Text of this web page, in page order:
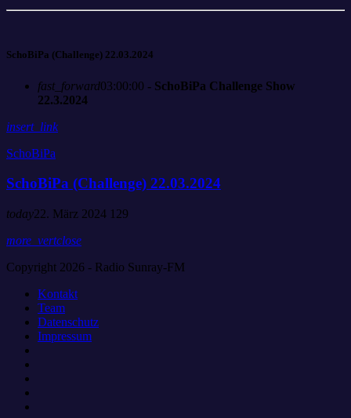
SchoBiPa (Challenge) 22.03.2024
fast_forward03:00:00 - SchoBiPa Challenge Show
22.3.2024
insert_link
SchoBiPa
SchoBiPa (Challenge) 22.03.2024
today22. März 2024 129
more_vertclose
Copyright 2026 - Radio Sunray-FM
Kontakt
Team
Datenschutz
Impressum